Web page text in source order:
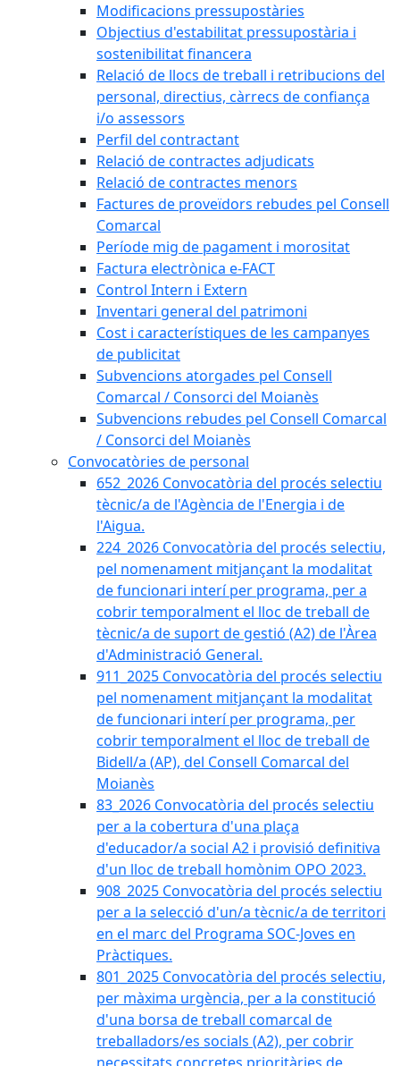
Modificacions pressupostàries
Objectius d'estabilitat pressupostària i
sostenibilitat financera
Relació de llocs de treball i retribucions del
personal, directius, càrrecs de confiança
i/o assessors
Perfil del contractant
Relació de contractes adjudicats
Relació de contractes menors
Factures de proveïdors rebudes pel Consell
Comarcal
Període mig de pagament i morositat
Factura electrònica e-FACT
Control Intern i Extern
Inventari general del patrimoni
Cost i característiques de les campanyes
de publicitat
Subvencions atorgades pel Consell
Comarcal / Consorci del Moianès
Subvencions rebudes pel Consell Comarcal
/ Consorci del Moianès
Convocatòries de personal
652_2026 Convocatòria del procés selectiu
tècnic/a de l'Agència de l'Energia i de
l'Aigua.
224_2026 Convocatòria del procés selectiu,
pel nomenament mitjançant la modalitat
de funcionari interí per programa, per a
cobrir temporalment el lloc de treball de
tècnic/a de suport de gestió (A2) de l'Àrea
d'Administració General.
911_2025 Convocatòria del procés selectiu
pel nomenament mitjançant la modalitat
de funcionari interí per programa, per
cobrir temporalment el lloc de treball de
Bidell/a (AP), del Consell Comarcal del
Moianès
83_2026 Convocatòria del procés selectiu
per a la cobertura d'una plaça
d'educador/a social A2 i provisió definitiva
d'un lloc de treball homònim OPO 2023.
908_2025 Convocatòria del procés selectiu
per a la selecció d'un/a tècnic/a de territori
en el marc del Programa SOC-Joves en
Pràctiques.
801_2025 Convocatòria del procés selectiu,
per màxima urgència, per a la constitució
d'una borsa de treball comarcal de
treballadors/es socials (A2), per cobrir